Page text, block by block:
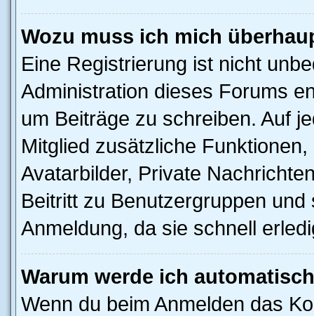
Wozu muss ich mich
Eine Registrierung ist nicht
Administration dieses Forums
um Beiträge zu schreiben. Auf
Mitglied zusätzliche
Avatarbilder, Private
Beitritt zu Benutzergruppen
Anmeldung, da sie schnell
Warum werde ich
Wenn du beim Anmelden das